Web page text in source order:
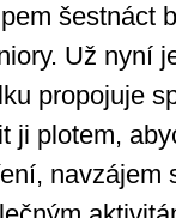
šestnáct
Už nyní
propojuje
ji plotem,
navzájem